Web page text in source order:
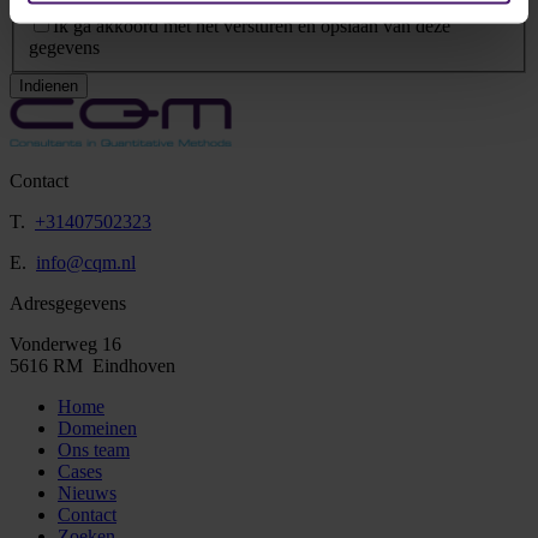
Privacy Statement*
Ik ga akkoord met het versturen en opslaan van deze
gegevens
Indienen
Contact
T. +31407502323
E. info@cqm.nl
Adresgegevens
Vonderweg 16
5616 RM Eindhoven
Home
Domeinen
Ons team
Cases
Nieuws
Contact